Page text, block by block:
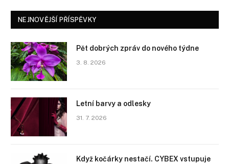
NEJNOVĚJŠÍ PŘÍSPĚVKY
Pět dobrých zpráv do nového týdne
3. 8. 2026
Letní barvy a odlesky
31. 7. 2026
Když kočárky nestačí. CYBEX vstupuje